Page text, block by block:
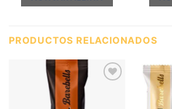
PRODUCTOS RELACIONADOS